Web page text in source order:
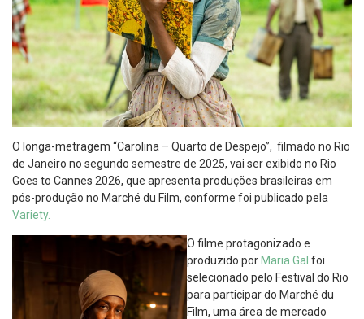
O longa-metragem “Carolina – Quarto de Despejo”, filmado no Rio
de Janeiro no segundo semestre de 2025, vai ser exibido no Rio
Goes to Cannes 2026, que apresenta produções brasileiras em
pós-produção no Marché du Film, conforme foi publicado pela
Variety.
O filme protagonizado e
produzido por Maria Gal foi
selecionado pelo Festival do Rio
para participar do Marché du
Film, uma área de mercado